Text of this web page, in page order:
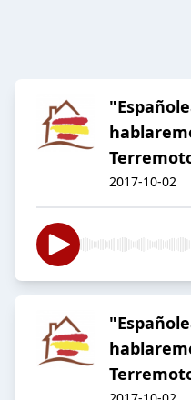
2017-10-02